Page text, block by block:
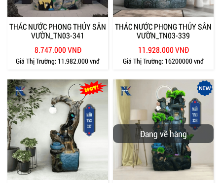
THÁC NƯỚC PHONG THỦY SÂN
VƯỜN_TN03-341
8.747.000 VNĐ
Giá Thị Trường: 11.982.000 vnđ
THÁC NƯỚC PHONG THỦY SÂN
VƯỜN_TN03-339
11.928.000 VNĐ
Giá Thị Trường: 16200000 vnđ
Đang về hàng